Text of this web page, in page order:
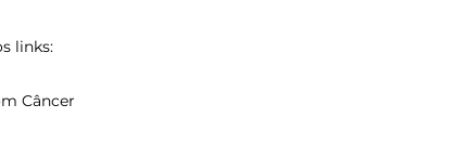
links:
Câncer